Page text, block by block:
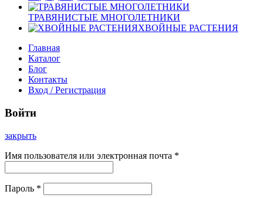
ТРАВЯНИСТЫЕ МНОГОЛЕТНИКИ
ХВОЙНЫЕ РАСТЕНИЯ
Главная
Каталог
Блог
Контакты
Вход / Регистрация
Войти
закрыть
Имя пользователя или электронная почта *
Пароль *